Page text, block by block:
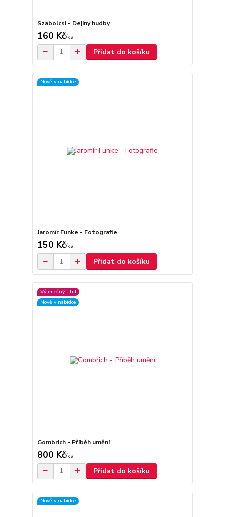
Szabolcsi - Dejiny hudby
160 Kč/ks
Přidat do košíku
Nově v nabídce
Jaromír Funke - Fotografie
150 Kč/ks
Přidat do košíku
Výjimečný titul
Nově v nabídce
Gombrich - Příběh umění
800 Kč/ks
Přidat do košíku
Nově v nabídce